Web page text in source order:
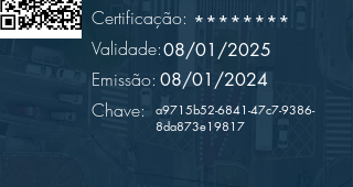
Certificação:
Validade:
Emissão:
Chave:
a9715b52-6841-47c7-9386-
8da873e19817
08/01/2025
08/01/2024
********